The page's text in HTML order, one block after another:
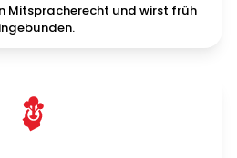
Mitspracherecht und wirst früh